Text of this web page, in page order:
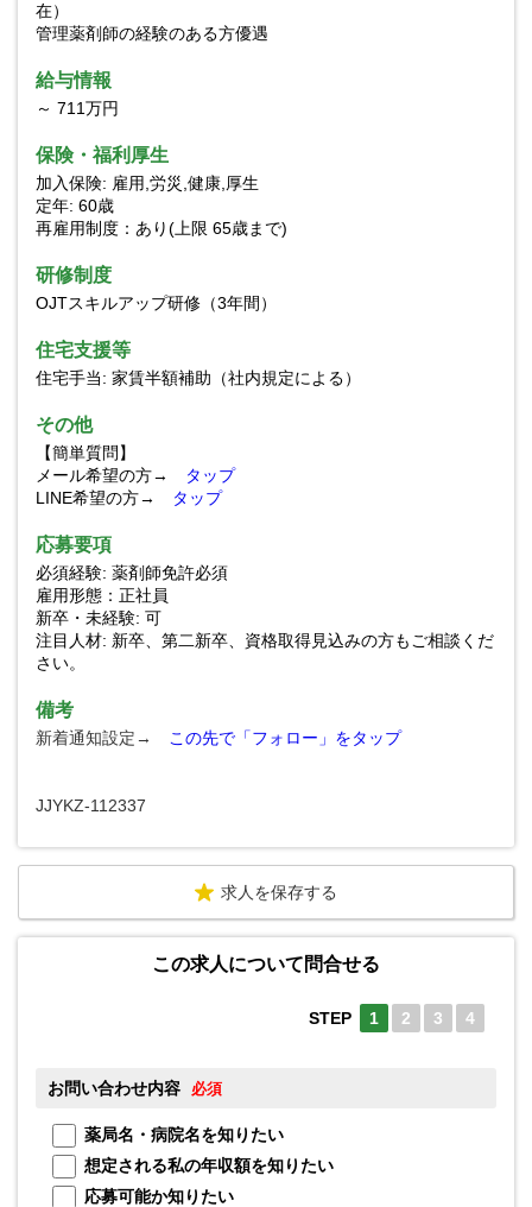
在）
管理薬剤師の経験のある方優遇
給与情報
～ 711万円
保険・福利厚生
加入保険: 雇用,労災,健康,厚生
定年: 60歳
再雇用制度：あり(上限 65歳まで)
研修制度
OJTスキルアップ研修（3年間）
住宅支援等
住宅手当: 家賃半額補助（社内規定による）
その他
【簡単質問】
メール希望の方→
タップ
LINE希望の方→
タップ
応募要項
必須経験: 薬剤師免許必須
雇用形態：正社員
新卒・未経験: 可
注目人材: 新卒、第二新卒、資格取得見込みの方もご相談くだ
さい。
備考
新着通知設定→ この先で「フォロー」をタップ
JJYKZ-112337
求人を保存する
この求人について問合せる
STEP 1 2 3 4
お問い合わせ内容 必須
薬局名・病院名を知りたい
想定される私の年収額を知りたい
応募可能か知りたい